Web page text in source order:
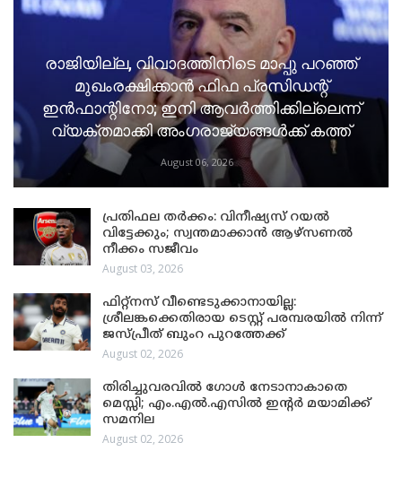
രാജിയില്ല, വിവാദത്തിനിടെ മാപ്പു പറഞ്ഞ്
മുഖംരക്ഷിക്കാൻ ഫിഫ പ്രസിഡന്റ്
ഇൻഫാന്റിനോ; ഇനി ആവർത്തിക്കില്ലെന്ന്
വ്യക്തമാക്കി അംഗരാജ്യങ്ങൾക്ക് കത്ത്
August 06, 2026
പ്രതിഫല തർക്കം: വിനീഷ്യസ് റയൽ
വിട്ടേക്കും; സ്വന്തമാക്കാൻ ആഴ്സണൽ
നീക്കം സജീവം
August 03, 2026
ഫിറ്റ്നസ് വീണ്ടെടുക്കാനായില്ല:
ശ്രീലങ്കക്കെതിരായ ടെസ്റ്റ് പരമ്പരയിൽ നിന്ന്
ജസ്പ്രീത് ബുംറ പുറത്തേക്ക്
August 02, 2026
തിരിച്ചുവരവിൽ ഗോൾ നേടാനാകാതെ
മെസ്സി; എം.എൽ.എസിൽ ഇന്റർ മയാമിക്ക്
സമനില
August 02, 2026